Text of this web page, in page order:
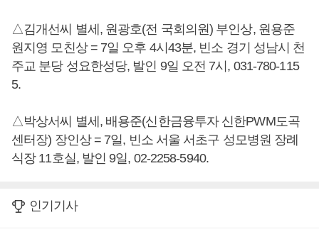
△김개선씨 별세, 원광호(전 국회의원) 부인상, 원용준
원지영 모친상 = 7일 오후 4시43분, 빈소 경기 성남시 천
주교 분당 성요한성당, 발인 9일 오전 7시, 031-780-115
5.
△박상서씨 별세, 배용준(신한금융투자 신한PWM도곡
센터장) 장인상 = 7일, 빈소 서울 서초구 성모병원 장례
식장 11호실, 발인 9일, 02-2258-5940.
인기기사